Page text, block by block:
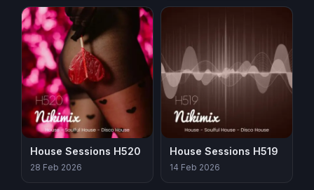
House Sessions H520
28 Feb 2026
House Sessions H519
14 Feb 2026